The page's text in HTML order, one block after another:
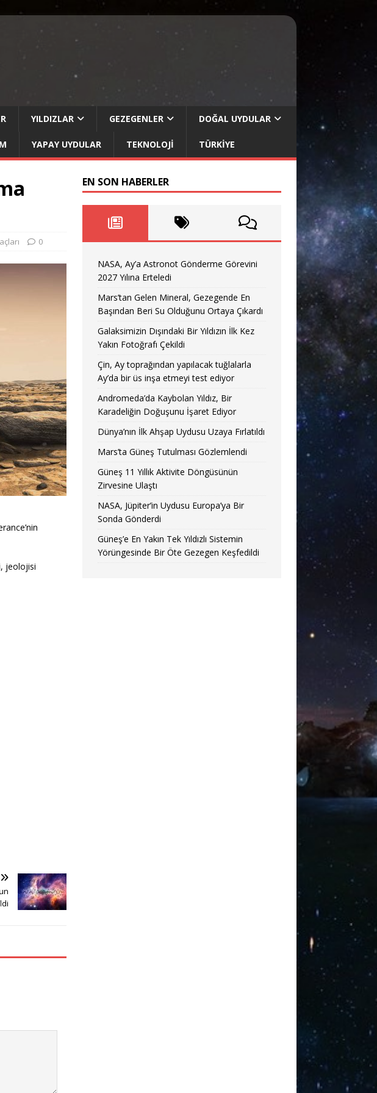
YILDIZLAR GEZEGENLER DOĞAL UYDULAR
YAPAY UYDULAR TEKNOLOJI TÜRKIYE
0
jeolojisi
EN SON HABERLER
NASA, Ay’a Astronot Gönderme Görevini
2027 Yılına Erteledi
Mars’tan Gelen Mineral, Gezegende En
Başından Beri Su Olduğunu Ortaya Çıkardı
Galaksimizin Dışındaki Bir Yıldızın İlk Kez
Yakın Fotoğrafı Çekildi
Çin, Ay toprağından yapılacak tuğlalarla
Ay’da bir üs inşa etmeyi test ediyor
Andromeda’da Kaybolan Yıldız, Bir
Karadeliğin Doğuşunu İşaret Ediyor
Dünya’nın İlk Ahşap Uydusu Uzaya Fırlatıldı
Mars’ta Güneş Tutulması Gözlemlendi
Güneş 11 Yıllık Aktivite Döngüsünün
Zirvesine Ulaştı
NASA, Jüpiter’in Uydusu Europa’ya Bir
Sonda Gönderdi
Güneş’e En Yakın Tek Yıldızlı Sistemin
Yörüngesinde Bir Öte Gezegen Keşfedildi